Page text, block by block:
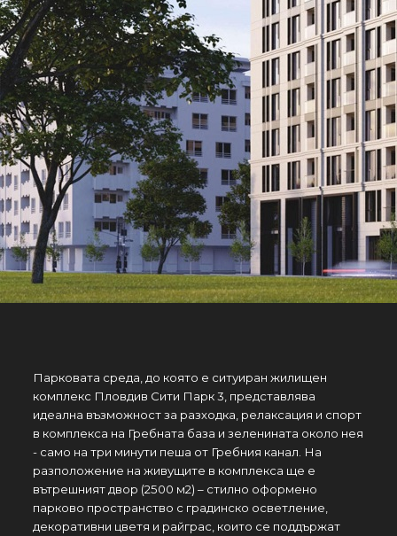
Парковата среда, до която е ситуиран жилищен
комплекс Пловдив Сити Парк 3, представлява
идеална възможност за разходка, релаксация и спорт
в комплекса на Гребната база и зеленината около нея
- само на три минути пеша от Гребния канал. На
разположение на живущите в комплекса ще e
вътрешният двор (2500 м2) – стилно оформено
парково пространство с градинско осветление,
декоративни цветя и райграс, които се поддържат